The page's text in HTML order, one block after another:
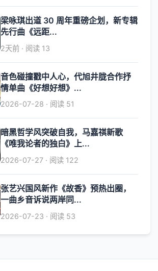
梁咏琪出道 30 周年重磅企划，新专辑
先行曲《远距...
2天前 · 阅读 13
音色碰撞戳中人心，代旭井胧合作抒
情单曲《好想好想》...
2026-07-28 · 阅读 51
暗黑哲学风突破自我，马嘉祺新歌
《唯我论者的独白》上...
2026-07-27 · 阅读 122
张艺兴国风新作《故香》预热出圈，
一曲乡音诉说两岸同...
2026-07-23 · 阅读 53